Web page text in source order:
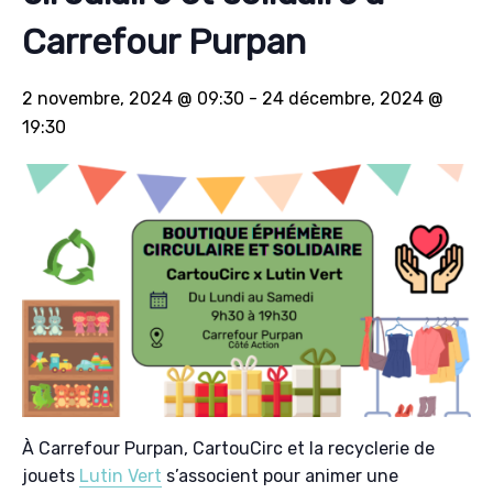
Carrefour Purpan
2 novembre, 2024 @ 09:30 - 24 décembre, 2024 @
19:30
À Carrefour Purpan, CartouCirc et la recyclerie de
jouets Lutin Vert s’associent pour animer une